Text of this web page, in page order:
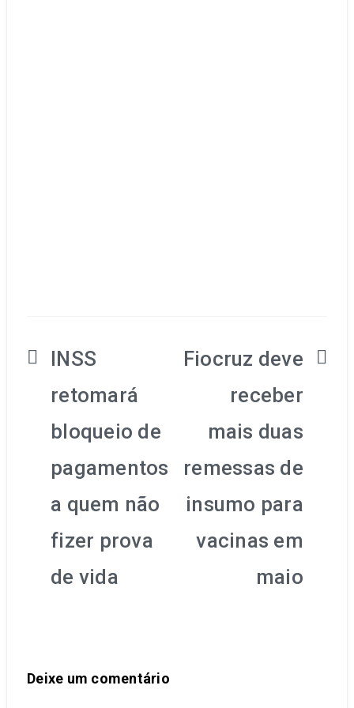
INSS
retomará
bloqueio de
pagamentos
a quem não
fizer prova
de vida
Fiocruz deve
receber
mais duas
remessas de
insumo para
vacinas em
maio
Deixe um comentário